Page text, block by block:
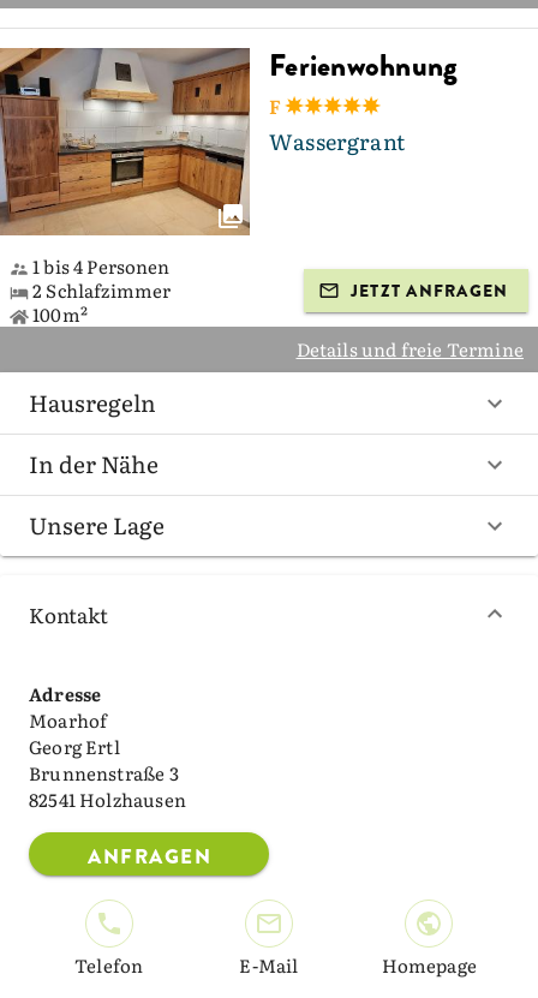
Ferienwohnung
F
Wassergrant
1 bis 4 Personen
2 Schlafzimmer
100m²
JETZT ANFRAGEN
Details und freie Termine
Hausregeln
In der Nähe
Unsere Lage
Kontakt
Adresse
Moarhof
Georg Ertl
Brunnenstraße 3
82541 Holzhausen
ANFRAGEN
Telefon E-Mail Homepage